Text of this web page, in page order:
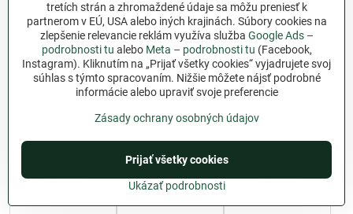
Užovka v záhrade
Vretenica v
prírode
Slepúch v
záhrade
záhrade
Hraboš v záhrade
záhrade
tretích strán a zhromaždené údaje sa môžu preniesť k
partnerom v EÚ, USA alebo iných krajinách. Súbory cookies na
zlepšenie relevancie reklám využíva služba Google Ads –
podrobnosti tu alebo Meta – podrobnosti tu (Facebook,
Instagram). Kliknutím na „Prijať všetky cookies“ vyjadrujete svoj
súhlas s týmto spracovaním. Nižšie môžete nájsť podrobné
informácie alebo upraviť svoje preferencie
Zásady ochrany osobných údajov
Ukázať podrobnosti
Prijať všetky cookies